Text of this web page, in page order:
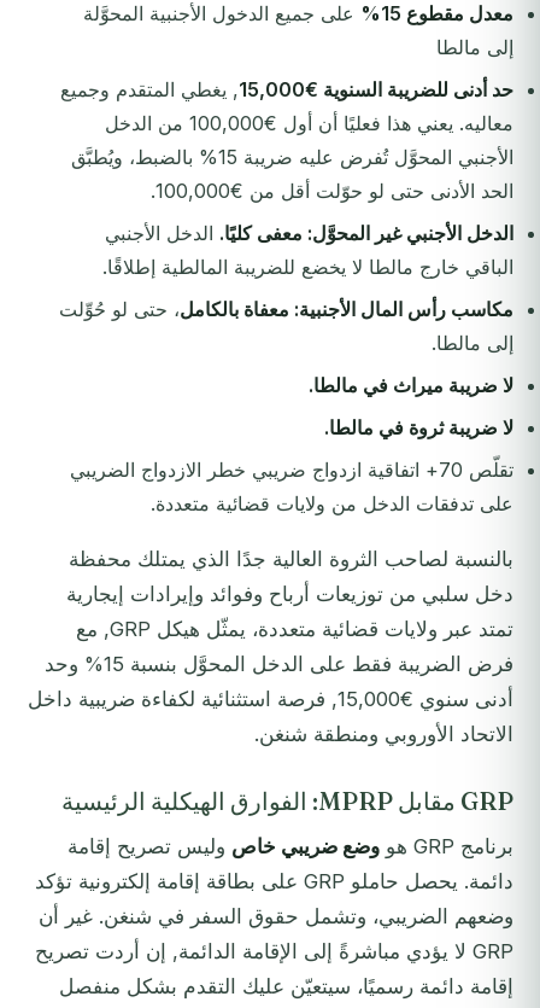
معدل مقطوع 15%
على جميع الدخول الأجنبية المحوَّلة
إلى مالطا
حد أدنى للضريبة السنوية €15,000
, يغطي المتقدم وجميع
معاليه. يعني هذا فعليًا أن أول €100,000 من الدخل
الأجنبي المحوَّل تُفرض عليه ضريبة 15% بالضبط، ويُطبَّق
الحد الأدنى حتى لو حوّلت أقل من €100,000.
الدخل الأجنبي غير المحوَّل: معفى كليًا. الدخل الأجنبي
الباقي خارج مالطا لا يخضع للضريبة المالطية إطلاقًا.
مكاسب رأس المال الأجنبية: معفاة بالكامل، حتى لو حُوِّلت
إلى مالطا.
لا ضريبة ميراث في مالطا.
لا ضريبة ثروة في مالطا.
تقلّص 70+ اتفاقية ازدواج ضريبي خطر الازدواج الضريبي
على تدفقات الدخل من ولايات قضائية متعددة.
بالنسبة لصاحب الثروة العالية جدًا الذي يمتلك محفظة
دخل سلبي من توزيعات أرباح وفوائد وإيرادات إيجارية
تمتد عبر ولايات قضائية متعددة، يمثّل هيكل GRP, مع
فرض الضريبة فقط على الدخل المحوَّل بنسبة 15% وحد
أدنى سنوي €15,000, فرصة استثنائية لكفاءة ضريبية داخل
الاتحاد الأوروبي ومنطقة شنغن.
GRP مقابل MPRP: الفوارق الهيكلية الرئيسية
برنامج GRP هو وضع ضريبي خاص وليس تصريح إقامة
دائمة. يحصل حاملو GRP على بطاقة إقامة إلكترونية تؤكد
وضعهم الضريبي، وتشمل حقوق السفر في شنغن. غير أن
GRP لا يؤدي مباشرةً إلى الإقامة الدائمة, إن أردت تصريح
إقامة دائمة رسميًا، سيتعيّن عليك التقدم بشكل منفصل